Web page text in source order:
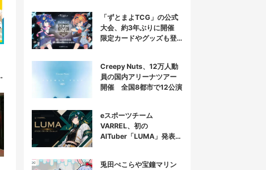
「ずとまよTCG」の公式
大会、約3年ぶりに開催
限定カードやグッズも登
Creepy Nuts、12万人動
員の国内アリーナツアー
開催 全国8都市で12公演
eスポーツチーム
VARREL、初の
AITuber「LUMA」発表
兎田ぺこらや宝鐘マリン